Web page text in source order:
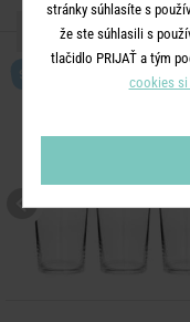
ĎALŠIE
stránky súhlasíte s
že ste súhlasili s
tlačidlo PRIJAŤ a tým
cookies